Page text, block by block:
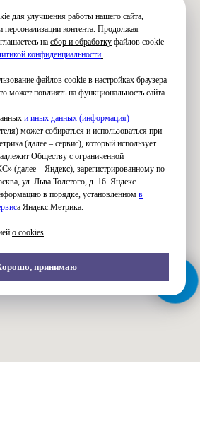
для улучшения работы нашего сайта,
персонализации контента. Продолжая
на сбор и обработку файлов cookie
конфиденциальности.
файлов cookie в настройках браузера
может повлиять на функциональность сайта.
и иных данных (информация)
может собираться и использоваться при
(далее – сервис), который использует
Обществу с ограниченной
(далее – Яндекс), зарегистрированному по
ул. Льва Толстого, д. 16. Яндекс
в порядке, установленном в
са Яндекс.Метрика.
о cookies
принимаю